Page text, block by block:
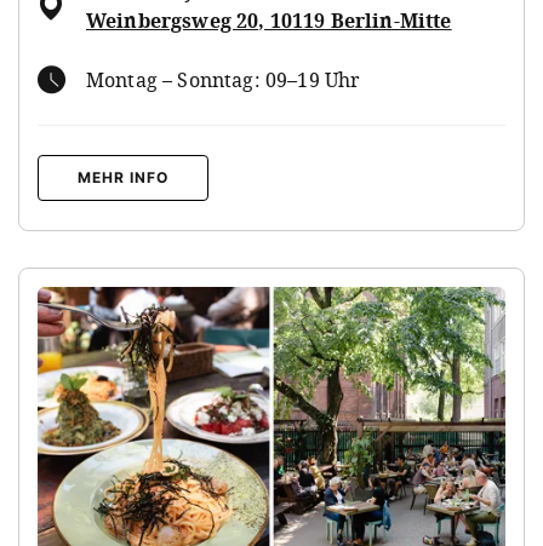
Weinbergsweg 20, 10119 Berlin-Mitte
Montag – Sonntag: 09–19 Uhr
MEHR INFO